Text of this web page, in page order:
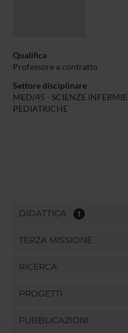
Qualifica
Professore a contratto
Settore disciplinare
MED/45 - SCIENZE
PEDIATRICHE
DIDATTICA 1
TERZA MISSIONE
RICERCA
PROGETTI
PUBBLICAZIONI